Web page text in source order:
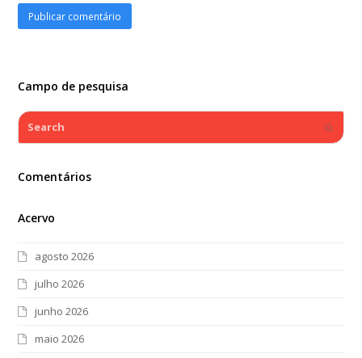
Campo de pesquisa
Search
Comentários
Acervo
agosto 2026
julho 2026
junho 2026
maio 2026